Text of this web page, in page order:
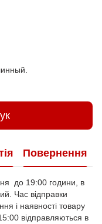
Повернення
до 19:00 години, в
Час відправки
і наявності товару
відправляються в